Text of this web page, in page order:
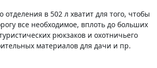
отделения в 502 л хватит для того, чтобы
все необходимое, вплоть до больших
рюкзаков и охотничьего
материалов для дачи и пр.